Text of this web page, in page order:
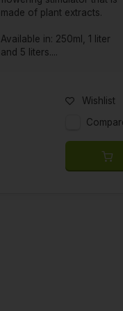
made of plant extracts.
Available in: 250ml, 1 liter
and 5 liters....
Wishlist